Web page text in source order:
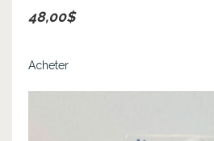
48,00$
Acheter